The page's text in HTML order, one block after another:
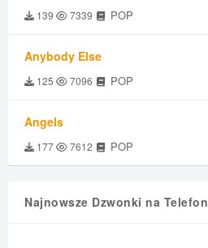
139 7339 POP
Anybody Else
125 7096 POP
Angels
177 7612 POP
Najnowsze Dzwonki na Telefon